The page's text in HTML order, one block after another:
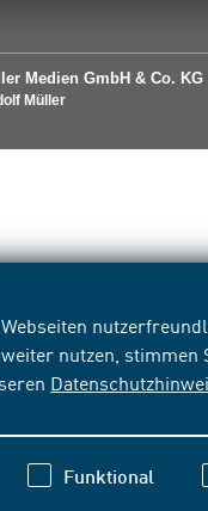
nutzen,
Funktional
Medien GmbH & Co. KG
Müller